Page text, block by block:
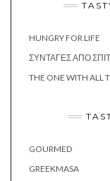
HUNGRY FOR LIFE
ΣΥΝΤΑΓΈΣ ΑΠΌ
THE ONE WITH ALL
GOURMED
GREEKMASA